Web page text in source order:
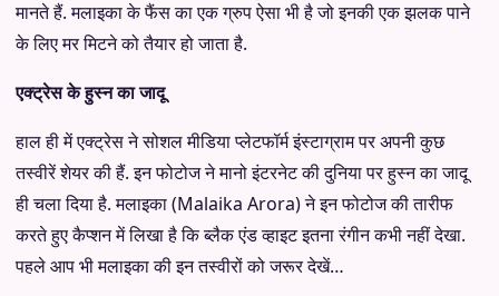
मानते हैं. मलाइका के फैंस का एक ग्रुप ऐसा भी है जो इनकी एक झलक पाने
के लिए मर मिटने को तैयार हो जाता है.
एक्ट्रेस के हुस्न का जादू
हाल ही में एक्ट्रेस ने सोशल मीडिया प्लेटफॉर्म इंस्टाग्राम पर अपनी कुछ
तस्वीरें शेयर की हैं. इन फोटोज ने मानो इंटरनेट की दुनिया पर हुस्न का जादू
ही चला दिया है. मलाइका (Malaika Arora) ने इन फोटोज की तारीफ
करते हुए कैप्शन में लिखा है कि ब्लैक एंड व्हाइट इतना रंगीन कभी नहीं देखा.
पहले आप भी मलाइका की इन तस्वीरों को जरूर देखें…